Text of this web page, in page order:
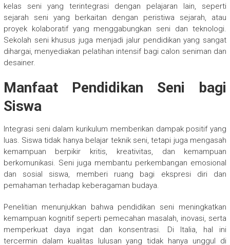
kelas seni yang terintegrasi dengan pelajaran lain, seperti
sejarah seni yang berkaitan dengan peristiwa sejarah, atau
proyek kolaboratif yang menggabungkan seni dan teknologi.
Sekolah seni khusus juga menjadi jalur pendidikan yang sangat
dihargai, menyediakan pelatihan intensif bagi calon seniman dan
desainer.
Manfaat Pendidikan Seni bagi
Siswa
Integrasi seni dalam kurikulum memberikan dampak positif yang
luas. Siswa tidak hanya belajar teknik seni, tetapi juga mengasah
kemampuan berpikir kritis, kreativitas, dan kemampuan
berkomunikasi. Seni juga membantu perkembangan emosional
dan sosial siswa, memberi ruang bagi ekspresi diri dan
pemahaman terhadap keberagaman budaya.
Penelitian menunjukkan bahwa pendidikan seni meningkatkan
kemampuan kognitif seperti pemecahan masalah, inovasi, serta
memperkuat daya ingat dan konsentrasi. Di Italia, hal ini
tercermin dalam kualitas lulusan yang tidak hanya unggul di